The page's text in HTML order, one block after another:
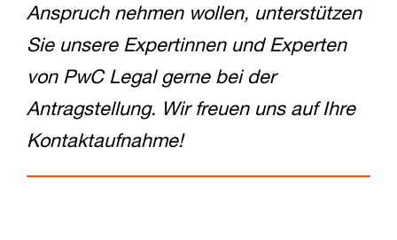
Anspruch nehmen wollen, unterstützen
Sie unsere Expertinnen und Experten
von PwC Legal gerne bei der
Antragstellung. Wir freuen uns auf Ihre
Kontaktaufnahme!